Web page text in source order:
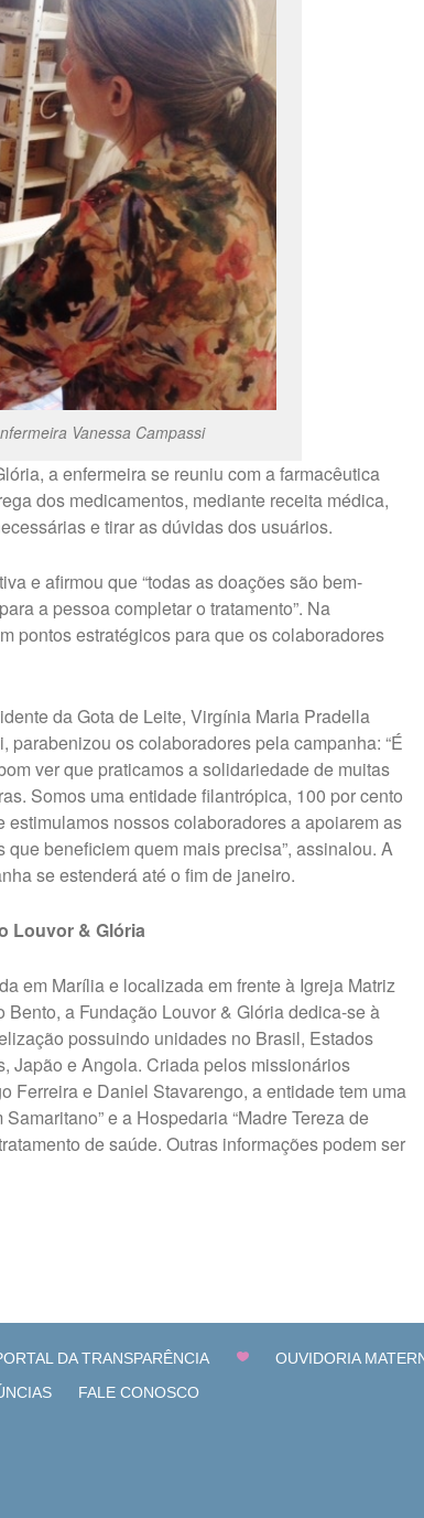
Vanessa Campassi
a enfermeira se reuniu com a farmacêutica
dos medicamentos, mediante receita médica,
e tirar as dúvidas dos usuários.
e afirmou que “todas as doações são bem-
a pessoa completar o tratamento”. Na
pontos estratégicos para que os colaboradores
da Gota de Leite, Virgínia Maria Pradella
parabenizou os colaboradores pela campanha: “É
ver que praticamos a solidariedade de muitas
Somos uma entidade filantrópica, 100 por cento
estimulamos nossos colaboradores a apoiarem as
que beneficiem quem mais precisa”, assinalou. A
se estenderá até o fim de janeiro.
Louvor & Glória
em Marília e localizada em frente à Igreja Matriz
Bento, a Fundação Louvor & Glória dedica-se à
possuindo unidades no Brasil, Estados
Japão e Angola. Criada pelos missionários
Ferreira e Daniel Stavarengo, a entidade tem uma
e a Hospedaria “Madre Tereza de
de saúde. Outras informações podem ser
DA TRANSPARÊNCIA
OUVIDORIA
FALE CONOSCO